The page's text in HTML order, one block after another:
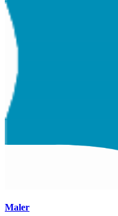
Maler